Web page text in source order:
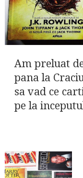
Am preluat
pana la
sa vad ce
pe la